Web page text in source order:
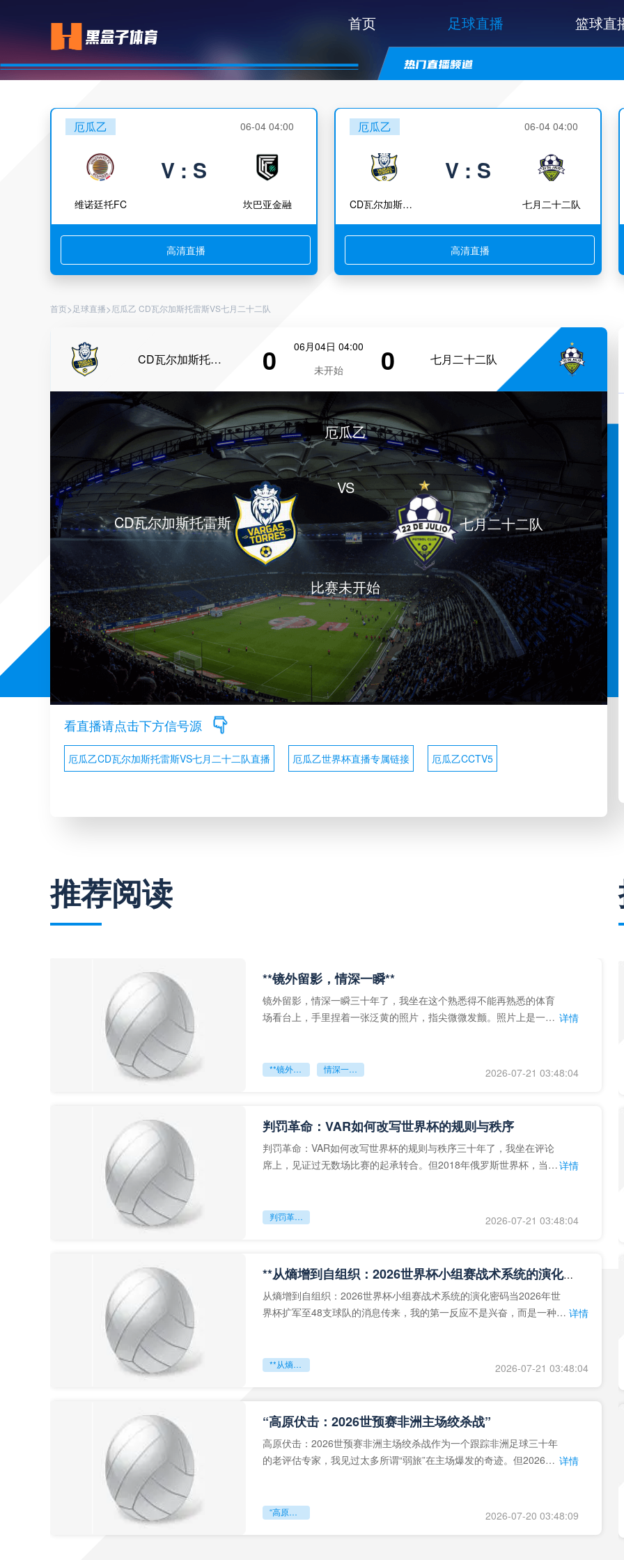
首页 足球直播 篮球直
厄瓜乙 06-04 04:00
维诺廷托FC
V : S
坎巴亚金融
高清直播
厄瓜乙 06-04 04:00
CD瓦尔加斯托雷斯
V : S
七月二十二队
高清直播
首页> 足球直播> 厄瓜乙 CD瓦尔加斯托雷斯VS七月二十二队
CD瓦尔加斯托雷斯 0
06月04日 04:00
未开始
0 七月二十二队
CD瓦尔加斯托雷斯
厄瓜乙
VS
比赛未开始
七月二十二队
看直播请点击下方信号源
厄瓜乙CD瓦尔加斯托雷斯VS七月二十二队直播 厄瓜乙世界杯直播专属链接 厄瓜乙CCTV5
推荐阅读
**镜外留影，情深一瞬**
镜外留影，情深一瞬三十年了，我坐在这个熟悉得不能再熟悉的体育
场看台上，手里捏着一张泛黄的照片，指尖微微发颤。照片上是一个 详情
**镜外留影 情深一瞬** 2026-07-21 03:48:04
判罚革命：VAR如何改写世界杯的规则与秩序
判罚革命：VAR如何改写世界杯的规则与秩序三十年了，我坐在评论
席上，见证过无数场比赛的起承转合。但2018年俄罗斯世界杯，当
详情
判罚革命：VAR如何改写世界杯的规则与秩序 2026-07-21 03:48:04
**从熵增到自组织：2026世界杯小组赛战术系统的演化密码**
从熵增到自组织：2026世界杯小组赛战术系统的演化密码当2026年世
界杯扩军至48支球队的消息传来，我的第一反应不是兴奋，而是一种深 详情
**从熵增到自组织：2026世界杯小组赛战术系统的演化密码** 2026-07-21 03:48:04
“高原伏击：2026世预赛非洲主场绞杀战”
高原伏击：2026世预赛非洲主场绞杀战作为一个跟踪非洲足球三十年
的老评估专家，我见过太多所谓“弱旅”在主场爆发的奇迹。但2026年 详情
“高原伏击：2026世预赛非洲主场绞杀战” 2026-07-20 03:48:09